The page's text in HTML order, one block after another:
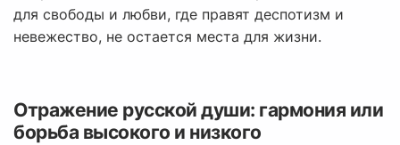
для свободы и любви, где правят деспотизм и
невежество, не остается места для жизни.
Отражение русской души: гармония или
борьба высокого и низкого